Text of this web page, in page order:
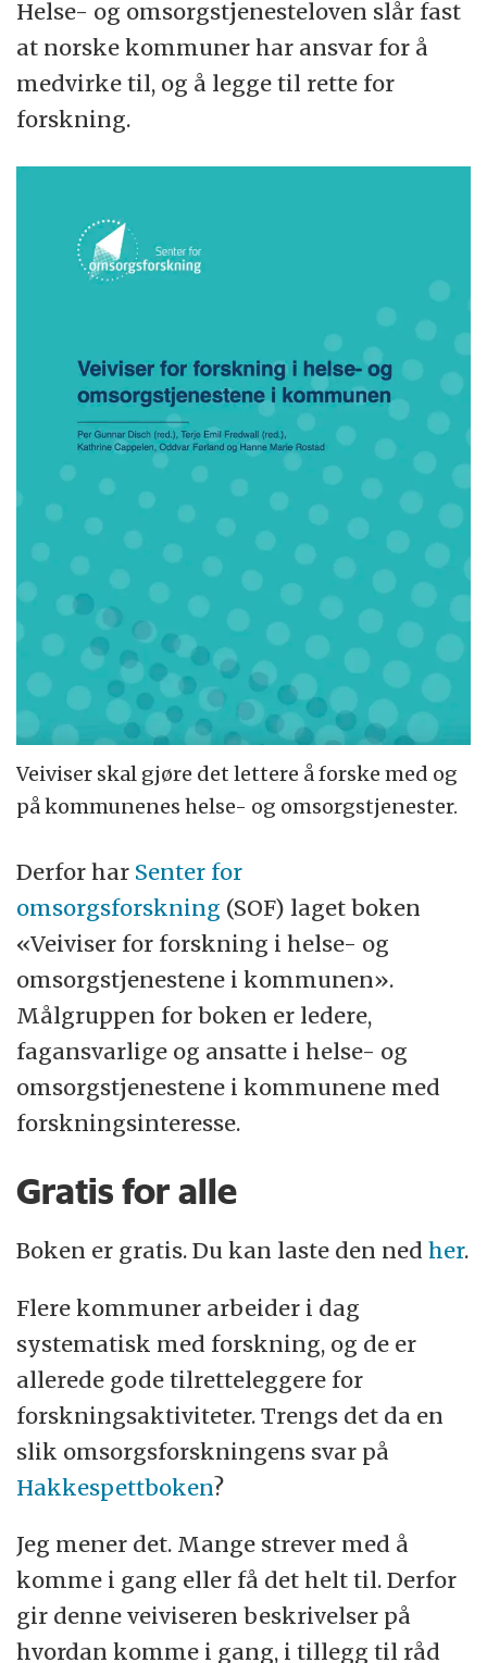
Helse- og omsorgstjenesteloven slår fast
at norske kommuner har ansvar for å
medvirke til, og å legge til rette for
forskning.
Veiviser skal gjøre det lettere å forske med og
på kommunenes helse- og omsorgstjenester.
Derfor har Senter for
omsorgsforskning (SOF) laget boken
«Veiviser for forskning i helse- og
omsorgstjenestene i kommunen».
Målgruppen for boken er ledere,
fagansvarlige og ansatte i helse- og
omsorgstjenestene i kommunene med
forskningsinteresse.
Gratis for alle
Boken er gratis. Du kan laste den nedher.
Flere kommuner arbeider i dag
systematisk med forskning, og de er
allerede gode tilretteleggere for
forskningsaktiviteter. Trengs det da en
slik omsorgsforskningens svar på
Hakkespettboken?
Jeg mener det. Mange strever med å
komme i gang eller få det helt til. Derfor
gir denne veiviseren beskrivelser på
hvordan komme i gang, i tillegg til råd